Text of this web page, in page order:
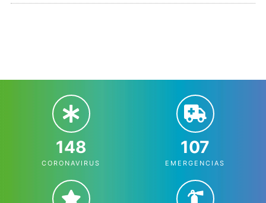
148
CORONAVIRUS
107
EMERGENCIAS